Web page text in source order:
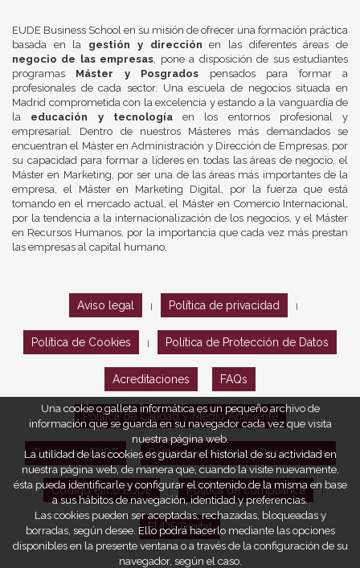
EUDE Business School en su misión de ofrecer una formación práctica
basada en la gestión y dirección en las diferentes áreas de
negocio de las empresas, pone a disposición de sus estudiantes
programas Máster y Posgrados pensados para formar a
profesionales de cada sector. Una escuela de negocios situada en
Madrid comprometida con la excelencia y estando a la vanguardia de
la educación y tecnologíaen los entornos profesional y
empresarial. Dentro de nuestros Másteres más demandados se
encuentran el Máster en Administración y Dirección de Empresas, por
su capacidad para formar a líderes en todas las áreas de negocio, el
Máster en Marketing, por ser una de las áreas más importantes de la
empresa, el Máster en Marketing Digital, por la fuerza que está
tomando en el mercado actual, el Máster en Comercio Internacional,
por la tendencia a la internacionalización de los negocios, y el Máster
en Recursos Humanos, por la importancia que cada vez más prestan
las empresas al capital humano.
Aviso legal Política de privacidad
Política de Cookies Política de Protección de Datos
Acreditaciones FAQs
Política de Calidad y Medio Ambiente
Opiniones EUDE Política de Marketing Responsable
Código ético EUDE Política de compliance
EUDE Digital
Una cookie o galleta informática es un pequeño archivo de
información que se guarda en su navegador cada vez que visita
nuestra página web.
La utilidad de las cookies es guardar el historial de su actividad en
nuestra página web, de manera que, cuando la visite nuevamente,
ésta pueda identificarle y configurar el contenido de la misma en base
a sus hábitos de navegación, identidad y preferencias.
Las cookies pueden ser aceptadas, rechazadas, bloqueadas y
borradas, según desee. Ello podrá hacerlo mediante las opciones
disponibles en la presente ventana o a través de la configuración de su
navegador, según el caso.